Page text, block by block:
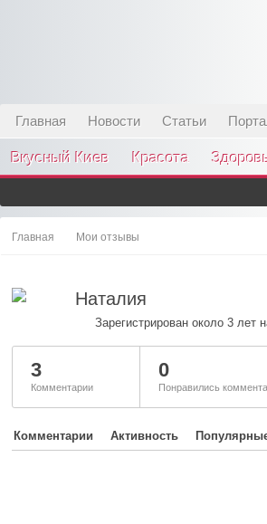
Главная Новости Статьи
Вкусный Киев Красота
Главная Мои отзывы
Наталия
Зарегистрирован около 3 лет
3
Комментарии
0
Понравились
Комментарии Активность